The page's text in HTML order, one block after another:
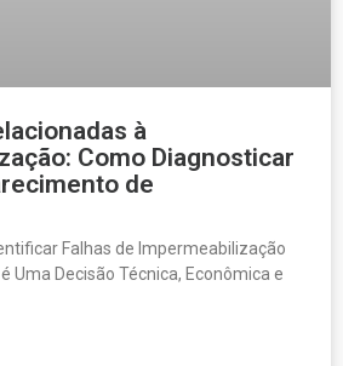
à
Como Diagnosticar
de
Falhas de Impermeabilização
Uma Decisão Técnica, Econômica e